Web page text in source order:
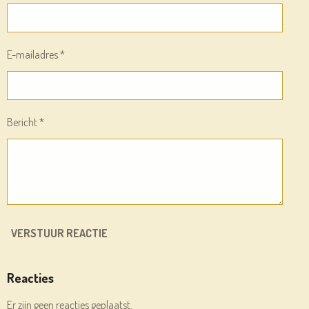
E-mailadres *
Bericht *
VERSTUUR REACTIE
Reacties
Er zijn geen reacties geplaatst.